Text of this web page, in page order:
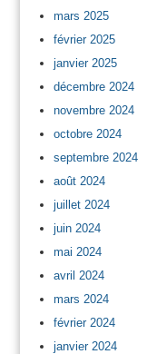
mars 2025
février 2025
janvier 2025
décembre 2024
novembre 2024
octobre 2024
septembre 2024
août 2024
juillet 2024
juin 2024
mai 2024
avril 2024
mars 2024
février 2024
janvier 2024